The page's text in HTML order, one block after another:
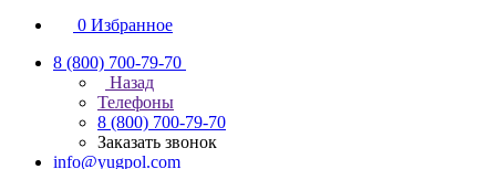
0 Избранное
8 (800) 700-79-70
Назад
Телефоны
8 (800) 700-79-70
Заказать звонок
info@yugpol.com